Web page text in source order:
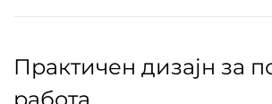
Практичен дизајн за